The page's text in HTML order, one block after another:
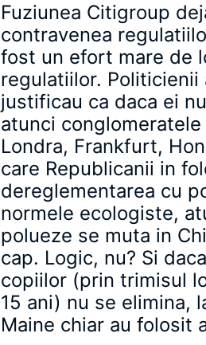
Fuziunea Citigroup
contravenea
fost un efort mare de
regulatiilor.
justificau ca daca ei
atunci
Londra, Frankfurt,
care Republicanii in
dereglementarea cu
normele ecologiste,
polueze se muta in
cap. Logic, nu? Si
copiilor (prin trimisul
15 ani) nu se elimina,
Maine chiar au folosit